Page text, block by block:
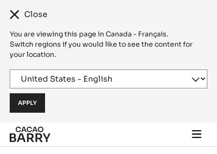
Close
You are viewing this page in Canada - Français.
Switch regions if you would like to see the content for
your location.
Skip to main content
main